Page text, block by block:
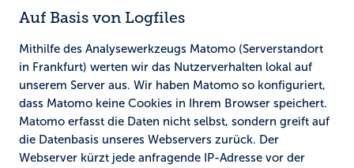
Auf Basis von Logfiles
Mithilfe des Analysewerkzeugs Matomo (Serverstandort
in Frankfurt) werten wir das Nutzerverhalten lokal auf
unserem Server aus. Wir haben Matomo so konfiguriert,
dass Matomo keine Cookies in Ihrem Browser speichert.
Matomo erfasst die Daten nicht selbst, sondern greift auf
die Datenbasis unseres Webservers zurück. Der
Webserver kürzt jede anfragende IP-Adresse vor der